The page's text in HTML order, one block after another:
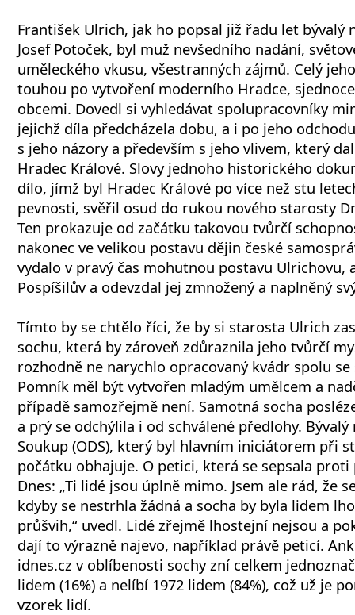
František Ulrich, jak ho popsal již řadu let bývalý
Josef Potoček, byl muž nevšedního nadání,
uměleckého vkusu, všestranných zájmů. Celý
touhou po vytvoření moderního Hradce,
obcemi. Dovedl si vyhledávat spolupracovníky
jejichž díla předcházela dobu, a i po jeho
s jeho názory a především s jeho vlivem, který
Hradec Králové. Slovy jednoho historického
dílo, jímž byl Hradec Králové po více než stu
pevnosti, svěřil osud do rukou nového starosty
Ten prokazuje od začátku takovou tvůrčí
nakonec ve velikou postavu dějin české
vydalo v pravý čas mohutnou postavu Ulrichovu,
Pospíšilův a odevzdal jej zmnožený a naplněný
Tímto by se chtělo říci, že by si starosta Ulrich
sochu, která by zároveň zdůraznila jeho tvůrčí
rozhodně ne narychlo opracovaný kvádr spolu
Pomník měl být vytvořen mladým umělcem a
případě samozřejmě není. Samotná socha
a prý se odchýlila i od schválené předlohy.
Soukup (ODS), který byl hlavním iniciátorem při
počátku obhajuje. O petici, která se sepsala
Dnes: „Ti lidé jsou úplně mimo. Jsem ale rád, že
kdyby se nestrhla žádná a socha by byla lidem
průšvih,“ uvedl. Lidé zřejmě lhostejní nejsou a
dají to výrazně najevo, například právě peticí.
idnes.cz v oblíbenosti sochy zní celkem
lidem (16%) a nelíbí 1972 lidem (84%), což už je
vzorek lidí.